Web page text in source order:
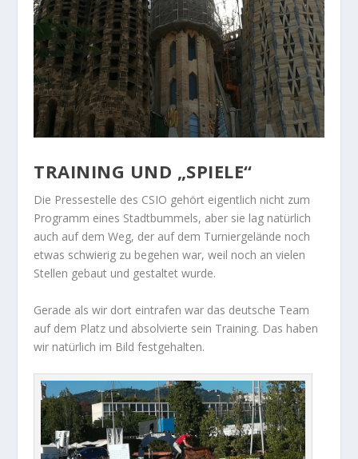
TRAINING UND „SPIELE“
Die Pressestelle des CSIO gehört eigentlich nicht zum
Programm eines Stadtbummels, aber sie lag natürlich
auch auf dem Weg, der auf dem Turniergelände noch
etwas schwierig zu begehen war, weil noch an vielen
Stellen gebaut und gestaltet wurde.
Gerade als wir dort eintrafen war das deutsche Team
auf dem Platz und absolvierte sein Training. Das haben
wir natürlich im Bild festgehalten.